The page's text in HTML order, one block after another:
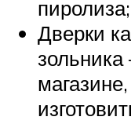
пиролиза;
Дверки